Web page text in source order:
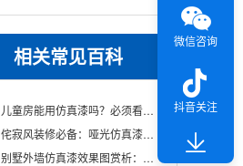
相关常见百科
儿童房能用仿真漆吗？必须看这份环保检测报告
侘寂风装修必备：哑光仿真漆的调色与施工要点
别墅外墙仿真漆效果图赏析：打造百万级豪宅既视感
微信咨询
抖音关注